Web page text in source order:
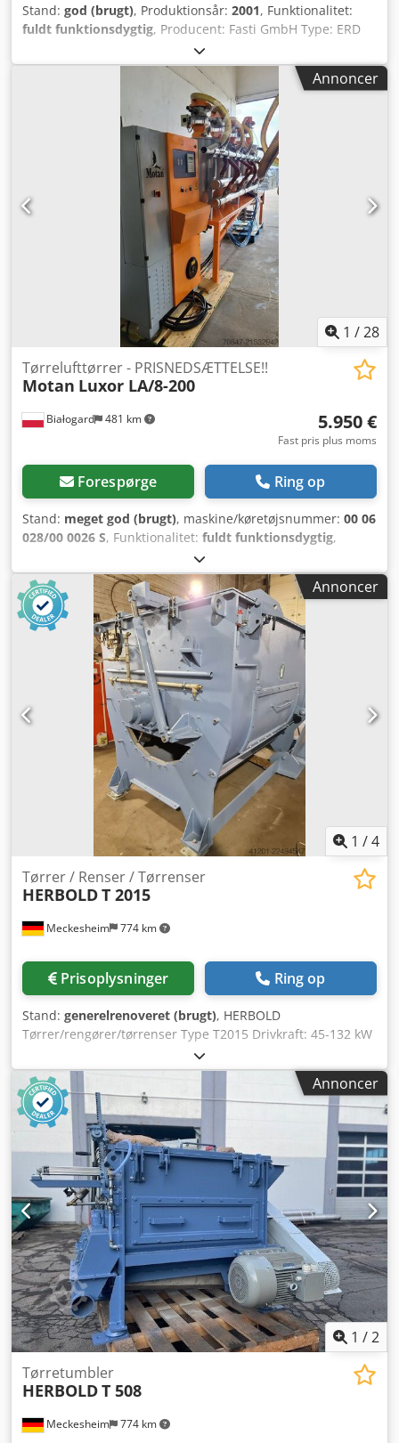
Stand: god (brugt), Produktionsår: 2001, Funktionalitet:
fuldt funktionsdygtig, Producent: Fasti GmbH Type: ERD
65 B Tilslutningseffekt: 0,9 kW Dcodpfx Absvzwrbo Rjk
PRISREDUKTION FRA 700 TIL 550 EUR!!!
Annoncer
1 /28
Białogard 481 km
Tørrelufttørrer - PRISNEDSÆTTELSE!!
Motan Luxor LA/8-200
5.950 €
Fast pris plus moms
Forespørge Ring op
Stand: meget god (brugt), maskine/køretøjsnummer: 00 06
028/00 0026 S, Funktionalitet: fuldt funktionsdygtig,
Tørreluftstørrer Producent: Motan Type: Luxor LA/8-200
Tilslutningseffekt: 6 kW Tørreluftmængde: 200 m³/t Siloer
til granulat: 1 x 150 L 4 x 60 L Dsdpfxoyvfkrj Ab Rsck
Materialeoverførselsudstyr: Producent: Motan Type: HLX-
06-1-A000-0 5 stk. PRISREDUKTION FRA 7500 TIL 5950
Annoncer
1 /4
Meckesheim 774 km
Tørrer / Renser / Tørrenser
HERBOLDT 2015
Prisoplysninger Ring op
Stand: generelrenoveret (brugt), HERBOLD
Tørrer/rengører/tørrenser Type T2015 Drivkraft: 45-132 kW
afhængig af den krævede ydelse og opgave Anvendelse:
Tørring og rengøring af hårdplast, PET-flager (maks. 4 t/t
kapacitet) og folier (1,2-1,6 t/t) Dcodpfxjzrtmxj Ab Rsk Rotor:
1200 mm diameter x 2300 mm lang Standardsigte: 2,5 mm
runde huller Med kileremstræk
Annoncer
1 /2
Meckesheim 774 km
Tørretumbler
HERBOLDT 508